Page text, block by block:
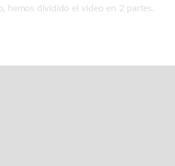
hemos dividido el video en 2 partes.